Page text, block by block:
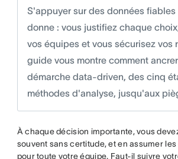
S'appuyer sur des données fiables
donne : vous justifiez chaque
vos équipes et vous sécurisez vos
guide vous montre comment
démarche data-driven, des cinq
méthodes d'analyse, jusqu'aux
À chaque décision importante, vous
souvent sans certitude, et en assumer
pour toute votre équipe. Faut-il suivre